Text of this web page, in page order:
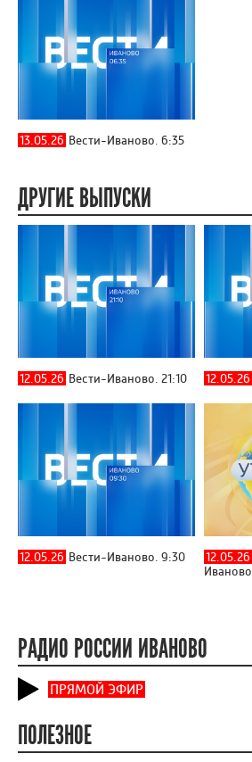
13.05.26 Вести-Иваново. 6:35
ДРУГИЕ ВЫПУСКИ
12.05.26 Вести-Иваново. 21:10 12.05.26
12.05.26 Вести-Иваново. 9:30 12.05.26
Иваново
РАДИО РОССИИ ИВАНОВО
ПРЯМОЙ ЭФИР
ПОЛЕЗНОЕ